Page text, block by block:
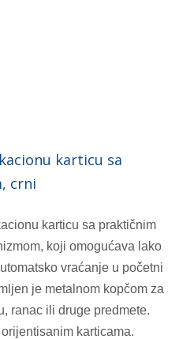
karticu sa
crni
karticu sa praktičnim
koji omogućava lako
vraćanje u početni
je metalnom kopčom za
ranac ili druge predmete.
karticama.